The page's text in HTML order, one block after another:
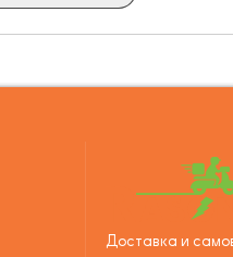
Доставка и